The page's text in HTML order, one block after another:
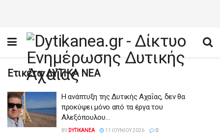
Ετικέτα:ΔΥΤΙΚΑ ΝΕΑ
Η ανάπτυξη της Δυτικής Αχαΐας, δεν θα
προκύψει μόνο από τα έργα του
Αλεξόπουλου…
BY DYTIKANEA 11 ΙΟΥΝΊΟΥ 2026 0